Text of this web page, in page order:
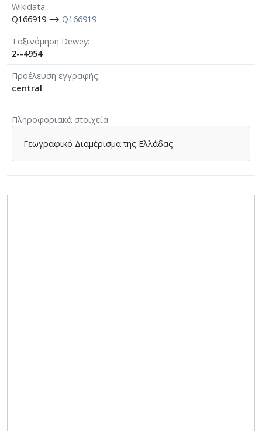
Wikidata
Q166919 ⟶ Q166919
Ταξινόμηση Dewey
2--4954
Προέλευση εγγραφής
central
Πληροφοριακά στοιχεία
Γεωγραφικό Διαμέρισμα της Ελλάδας